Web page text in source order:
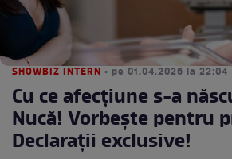
SHOWBIZ INTERN • pe 01.04.2026 la 22:04
Cu ce afecțiune s-a
Nucă! Vorbește pentru
Declarații exclusive!